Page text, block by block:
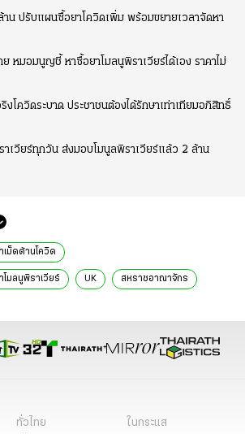
าน ปรับแผนซื้อยาโควิดเพิ่ม พร้อมขยายเวลาจัดหา
หมอมนูญชี้ หาซื้อยาโมลนูพิราเวียร์ได้เอง ราคาไม่
งโควิดระบาด ประชาชนต้องได้รักษาเท่าเทียมอภิสิทธิ์
าเวียร์ทุกวัน ส่งมอบโมนูลพิราเวียร์แล้ว 2 ล้าน
เม็ดต้านโควิด
มลนูพิราเวียร์ UK สหราชอาณาจักร
ทั่วไทย
ในกระแส